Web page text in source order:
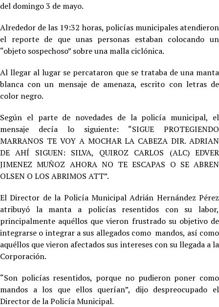
del domingo 3 de mayo.
Alrededor de las 19:32 horas, policías municipales atendieron
el reporte de que unas personas estaban colocando un
“objeto sospechoso” sobre una malla ciclónica.
Al llegar al lugar se percataron que se trataba de una manta
blanca con un mensaje de amenaza, escrito con letras de
color negro.
Según el parte de novedades de la policía municipal, el
mensaje decía lo siguiente: “SIGUE PROTEGIENDO
MARRANOS TE VOY A MOCHAR LA CABEZA DIR. ADRIAN
DE AHÍ SIGUEN: SILVA, QUIROZ CARLOS (ALC) EDVER
JIMENEZ MUÑOZ AHORA NO TE ESCAPAS O SE ABREN
OLSEN O LOS ABRIMOS ATT”.
El Director de la Policía Municipal Adrián Hernández Pérez
atribuyó la manta a policías resentidos con su labor,
principalmente aquéllos que vieron frustrado su objetivo de
integrarse o integrar a sus allegados como mandos, así como
aquéllos que vieron afectados sus intereses con su llegada a la
Corporación.
“Son policías resentidos, porque no pudieron poner como
mandos a los que ellos querían”, dijo despreocupado el
Director de la Policía Municipal.